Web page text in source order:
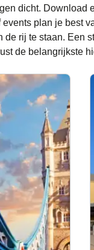
dicht. Download
plan je best
rij te staan. Een
tab )
de belangrijkste